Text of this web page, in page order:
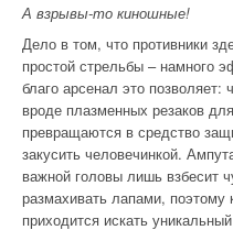
А взрывы-то киношные!
Дело в том, что противники
простой стрельбы – намного
благо арсенал это позволяет:
вроде плазменных резаков
превращаются в средство
закусить человечинкой.
важной головы лишь взбесит
размахивать лапами, поэтому
приходится искать